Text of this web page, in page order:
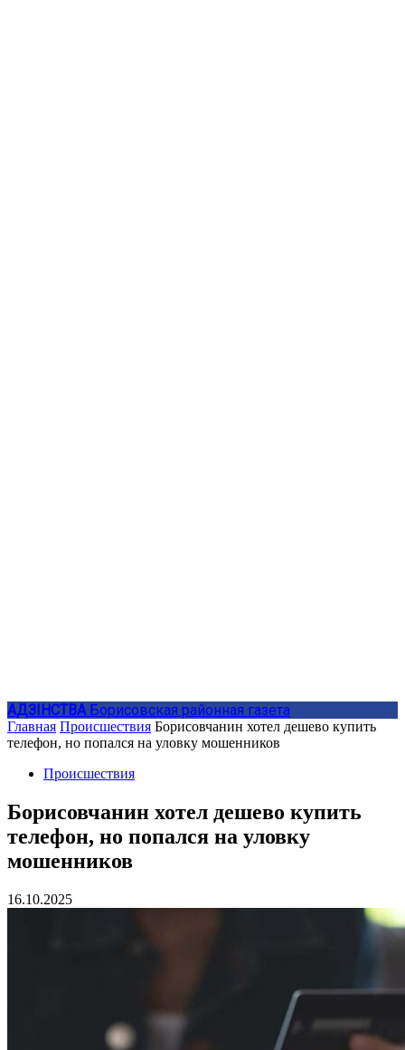
АДЗIНСТВА Борисовская районная газета
Главная Происшествия Борисовчанин хотел дешево купить
телефон, но попался на уловку мошенников
Происшествия
Борисовчанин хотел дешево купить
телефон, но попался на уловку
мошенников
16.10.2025